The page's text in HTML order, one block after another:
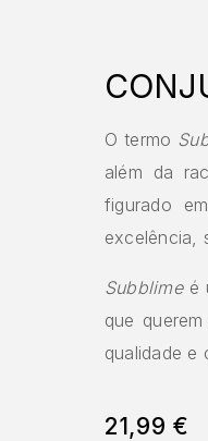
O termo
além da
figurado
excelência,
Subblimeé
que
qualidade e
21,99 €